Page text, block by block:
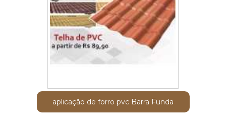
aplicação de forro pvc Barra Funda